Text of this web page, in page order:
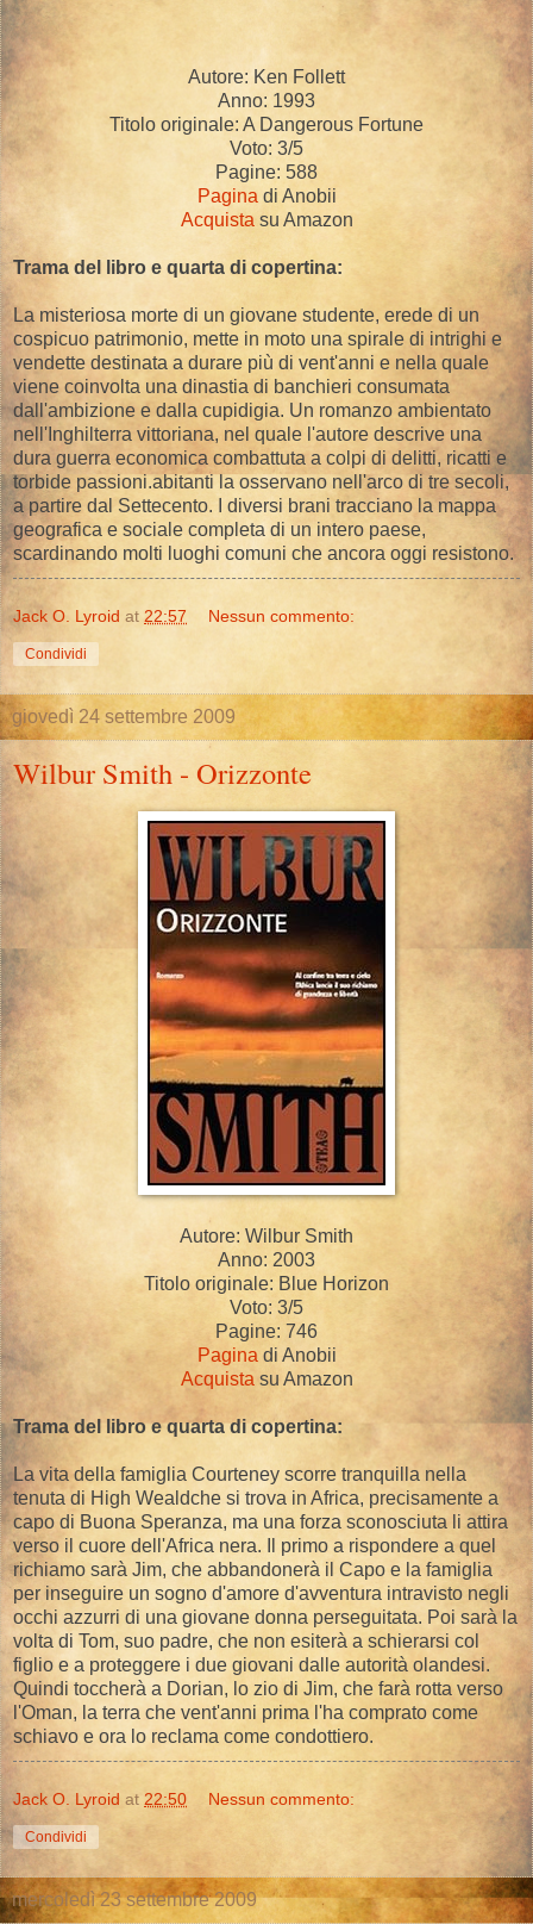
Autore: Ken Follett
Anno: 1993
Titolo originale: A Dangerous Fortune
Voto: 3/5
Pagine: 588
Pagina di Anobii
Acquista su Amazon
Trama del libro e quarta di copertina:
La misteriosa morte di un giovane studente, erede di un
cospicuo patrimonio, mette in moto una spirale di intrighi e
vendette destinata a durare più di vent'anni e nella quale
viene coinvolta una dinastia di banchieri consumata
dall'ambizione e dalla cupidigia. Un romanzo ambientato
nell'Inghilterra vittoriana, nel quale l'autore descrive una
dura guerra economica combattuta a colpi di delitti, ricatti e
torbide passioni.abitanti la osservano nell'arco di tre secoli,
a partire dal Settecento. I diversi brani tracciano la mappa
geografica e sociale completa di un intero paese,
scardinando molti luoghi comuni che ancora oggi resistono.
Jack O. Lyroid at 22:57 Nessun commento:
Condividi
giovedì 24 settembre 2009
Wilbur Smith - Orizzonte
Autore: Wilbur Smith
Anno: 2003
Titolo originale: Blue Horizon
Voto: 3/5
Pagine: 746
Pagina di Anobii
Acquista su Amazon
Trama del libro e quarta di copertina:
La vita della famiglia Courteney scorre tranquilla nella
tenuta di High Wealdche si trova in Africa, precisamente a
capo di Buona Speranza, ma una forza sconosciuta li attira
verso il cuore dell'Africa nera. Il primo a rispondere a quel
richiamo sarà Jim, che abbandonerà il Capo e la famiglia
per inseguire un sogno d'amore d'avventura intravisto negli
occhi azzurri di una giovane donna perseguitata. Poi sarà la
volta di Tom, suo padre, che non esiterà a schierarsi col
figlio e a proteggere i due giovani dalle autorità olandesi.
Quindi toccherà a Dorian, lo zio di Jim, che farà rotta verso
l'Oman, la terra che vent'anni prima l'ha comprato come
schiavo e ora lo reclama come condottiero.
Jack O. Lyroid at 22:50 Nessun commento:
Condividi
mercoledì 23 settembre 2009